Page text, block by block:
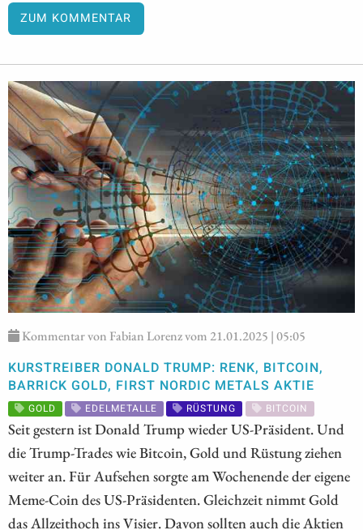
ZUM KOMMENTAR
Kommentar von Fabian Lorenz vom 21.01.2025 | 05:05
KURSTREIBER DONALD TRUMP: RENK, BITCOIN,
BARRICK GOLD, FIRST NORDIC METALS AKTIE
GOLD EDELMETALLE RÜSTUNG BITCOIN
Seit gestern ist Donald Trump wieder US-Präsident. Und
die Trump-Trades wie Bitcoin, Gold und Rüstung ziehen
weiter an. Für Aufsehen sorgte am Wochenende der eigene
Meme-Coin des US-Präsidenten. Gleichzeit nimmt Gold
das Allzeithoch ins Visier. Davon sollten auch die Aktien